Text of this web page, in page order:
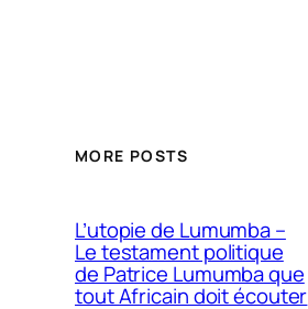
MORE POSTS
L’utopie de Lumumba –
Le testament politique
de Patrice Lumumba que
tout Africain doit écouter